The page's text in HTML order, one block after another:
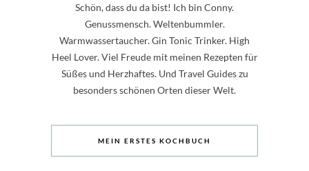
Schön, dass du da bist! Ich bin Conny.
Genussmensch. Weltenbummler.
Warmwassertaucher. Gin Tonic Trinker. High
Heel Lover. Viel Freude mit meinen Rezepten für
Süßes und Herzhaftes. Und Travel Guides zu
besonders schönen Orten dieser Welt.
MEIN ERSTES KOCHBUCH